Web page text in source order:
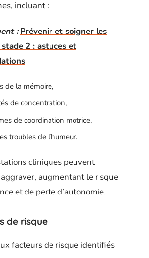
incluant :
: Prévenir et soigner les
2 : astuces et
de la mémoire,
de concentration,
de coordination motrice,
troubles de l’humeur.
cliniques peuvent
augmentant le risque
et de perte d’autonomie.
de risque
facteurs de risque identifiés